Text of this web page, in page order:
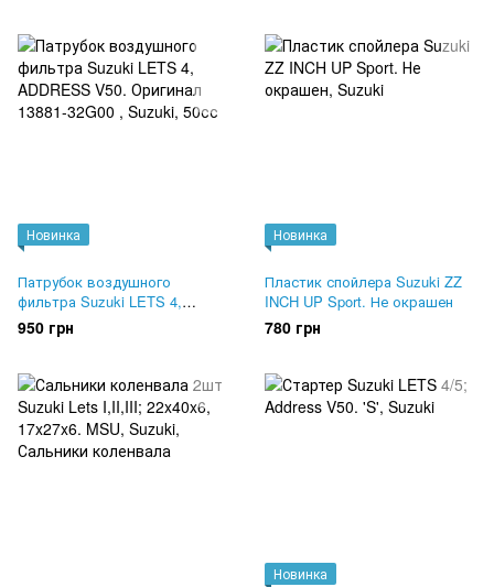
Новинка
Патрубок воздушного
фильтра Suzuki LETS 4,
ADDRESS V50. Оригинал
13881-32G00
950 грн
Новинка
Пластик спойлера Suzuki ZZ
INCH UP Sport. Не окрашен
780 грн
Новинка